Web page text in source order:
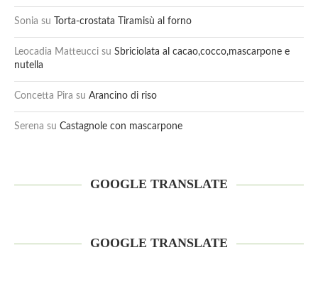
Sonia su Torta-crostata Tiramisù al forno
Leocadia Matteucci su Sbriciolata al cacao,cocco,mascarpone e
nutella
Concetta Pira su Arancino di riso
Serena su Castagnole con mascarpone
GOOGLE TRANSLATE
GOOGLE TRANSLATE